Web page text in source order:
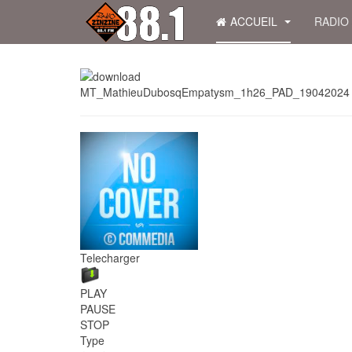
ACCUEIL
MT_MathieuDubosqEmpatysm_1h26_PAD_19042024
Telecharger
PLAY
PAUSE
STOP
Type